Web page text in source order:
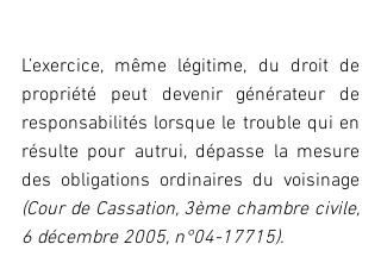
L’exercice, même légitime, du droit de
propriété peut devenir générateur de
responsabilités lorsque le trouble qui en
résulte pour autrui, dépasse la mesure
des obligations ordinaires du voisinage
(Cour de Cassation, 3ème chambre civile,
6 décembre 2005, n°04-17715).